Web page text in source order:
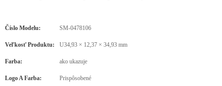
Číslo Modelu: SM-0478106
Veľkosť Produktu: U34,93 × 12,37 × 34,93 mm
Farba: ako ukazuje
Logo A Farba: Prispôsobené